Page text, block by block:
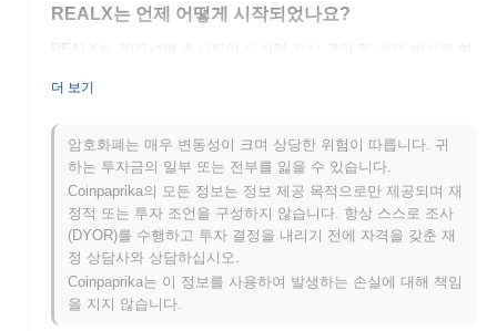
REALX는 언제 어떻게 시작되었나요?
REALX는 2021년에 출시되어 디지털 자산 관리 및 거래 방식을 혁
해 만들어진 이 프로젝트는 암호화폐 공간 내에서 사용자 경험과
REALX는 여러 주요 거래소에 상장되어 시장에서의 존재감을 확립
하고 성장하는 투자자 커뮤니티를 유치하는 데 도움을 주었습니다.
이후 이 프로젝트는 사용자 피드백을 반영하여 플랫폼과 서비스를
개선하며 계속 발전해왔습니다.
REALX의 향후 계획은 무엇인가요?
REALX는 로드맵에 명시된 주요 이정표에 접근함에 따라 중요한
발전을 준비하고 있습니다. 다가오는 업그레이드에는 향상된 확장
성 솔루션과 분산 거버넌스 모델의 도입이 포함되어, 커뮤니티가
더 보기
암호화폐는 매우 변동성이 크며 상당한 위험이 따릅니다. 귀
하는 투자금의 일부 또는 전부를 잃을 수 있습니다.
Coinpaprika의 모든 정보는 정보 제공 목적으로만 제공되며 재
정적 또는 투자 조언을 구성하지 않습니다. 항상 스스로 조사
(DYOR)를 수행하고 투자 결정을 내리기 전에 자격을 갖춘 재
정 상담사와 상담하십시오.
Coinpaprika는 이 정보를 사용하여 발생하는 손실에 대해 책임
을 지지 않습니다.